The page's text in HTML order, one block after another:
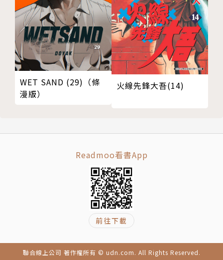
WET SAND (29)（條
漫版）
火線先鋒大吾(14)
Readmoo看書App
前往下載
聯合線上公司 著作權所有 © udn.com. All Rights Reserved.